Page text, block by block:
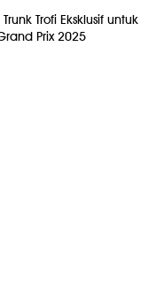
Trofi Eksklusif untuk
Prix 2025